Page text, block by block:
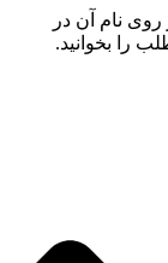
نام آن در
را بخوانید.